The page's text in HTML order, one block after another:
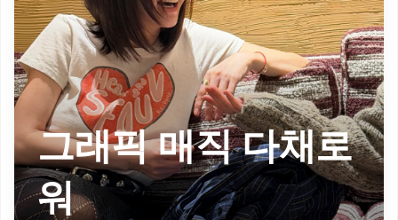
그래픽 매직 다채로
워